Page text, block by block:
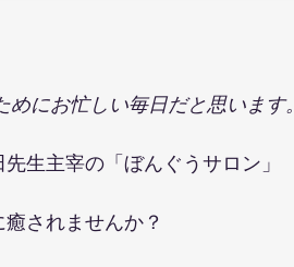
にお忙しい毎日だと思います。
生主宰の「ぼんぐうサロン」
されませんか？